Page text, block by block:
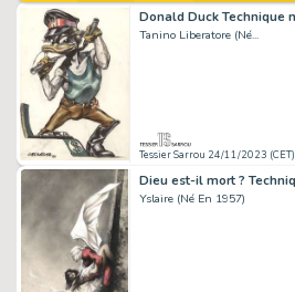
Tanino Liberatore (Né...
Tessier Sarrou 24/11/2023 (CET)
Yslaire (Né En 1957)